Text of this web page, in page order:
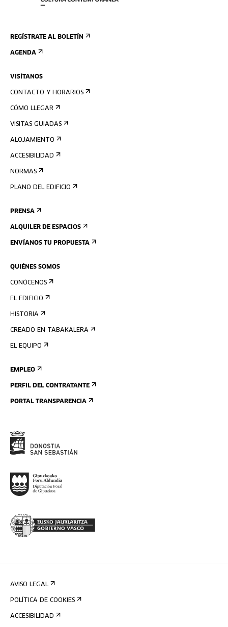
REGÍSTRATE AL BOLETÍN
AGENDA
VISÍTANOS
CONTACTO Y HORARIOS
CÓMO LLEGAR
VISITAS GUIADAS
ALOJAMIENTO
ACCESIBILIDAD
NORMAS
PLANO DEL EDIFICIO
PRENSA
ALQUILER DE ESPACIOS
ENVÍANOS TU PROPUESTA
QUIÉNES SOMOS
CONÓCENOS
EL EDIFICIO
HISTORIA
CREADO EN TABAKALERA
EL EQUIPO
EMPLEO
PERFIL DEL CONTRATANTE
PORTAL TRANSPARENCIA
AVISO LEGAL
POLÍTICA DE COOKIES
ACCESIBILIDAD